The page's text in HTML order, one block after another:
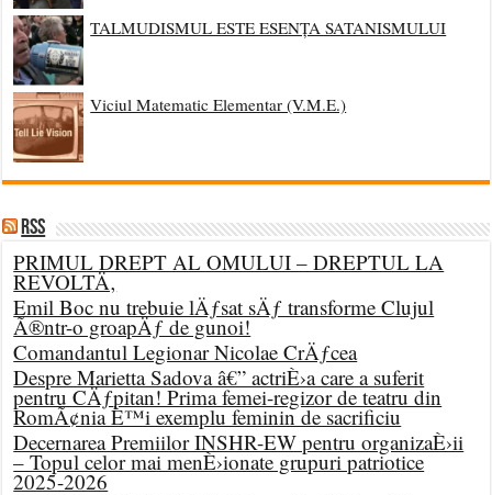
TALMUDISMUL ESTE ESENȚA SATANISMULUI
Viciul Matematic Elementar (V.M.E.)
RSS
PRIMUL DREPT AL OMULUI – DREPTUL LA
REVOLTÄ‚
Emil Boc nu trebuie lÄƒsat sÄƒ transforme Clujul
Ã®ntr-o groapÄƒ de gunoi!
Comandantul Legionar Nicolae CrÄƒcea
Despre Marietta Sadova â€” actriÈ›a care a suferit
pentru CÄƒpitan! Prima femei-regizor de teatru din
RomÃ¢nia È™i exemplu feminin de sacrificiu
Decernarea Premiilor INSHR-EW pentru organizaÈ›ii
– Topul celor mai menÈ›ionate grupuri patriotice
2025-2026